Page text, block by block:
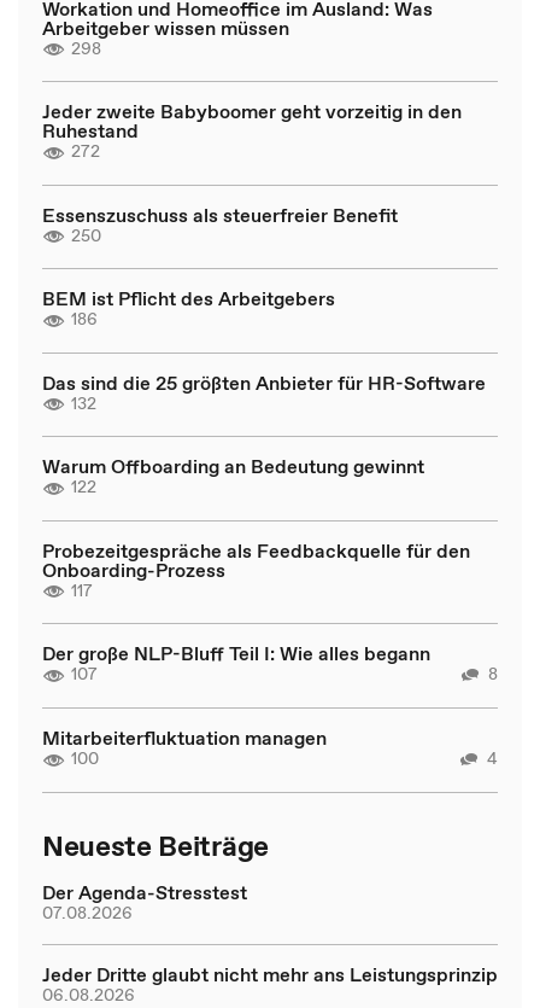
Workation und Homeoffice im Ausland: Was
Arbeitgeber wissen müssen
298
Jeder zweite Babyboomer geht vorzeitig in den
Ruhestand
272
Essenszuschuss als steuerfreier Benefit
250
BEM ist Pflicht des Arbeitgebers
186
Das sind die 25 größten Anbieter für HR-Software
132
Warum Offboarding an Bedeutung gewinnt
122
Probezeitgespräche als Feedbackquelle für den
Onboarding-Prozess
117
Der große NLP-Bluff Teil I: Wie alles begann
107 8
Mitarbeiterfluktuation managen
100 4
Neueste Beiträge
Der Agenda-Stresstest
07.08.2026
Jeder Dritte glaubt nicht mehr ans Leistungsprinzip
06.08.2026